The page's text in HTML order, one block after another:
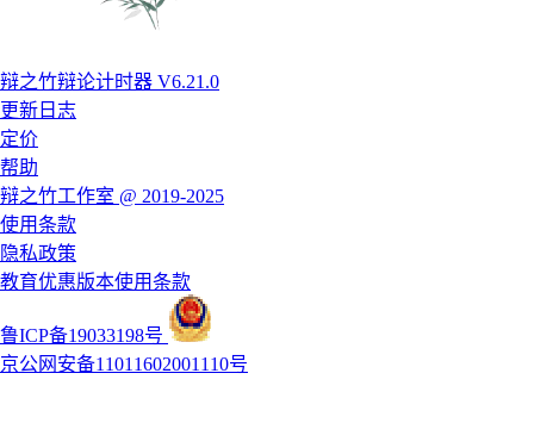
辩之竹辩论计时器 V6.21.0
更新日志
定价
帮助
辩之竹工作室 @ 2019-2025
使用条款
隐私政策
教育优惠版本使用条款
鲁ICP备19033198号
京公网安备11011602001110号